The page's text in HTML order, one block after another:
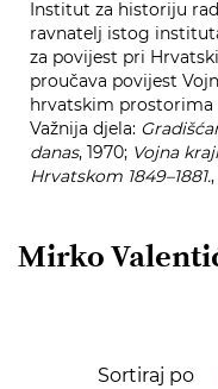
Institut za historiju
ravnatelj istog
za povijest pri
proučava povijest
hrvatskim prostorima
Važnija djela:
danas, 1970; Vojna
Hrvatskom 1849–1881.,
Mirko
Sortiraj po